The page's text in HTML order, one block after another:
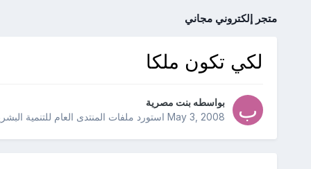
متجر إلكتروني مجاني
لكي تكون ملكا
بواسطه بنت مصرية
May 3, 2008استورد ملفات المنتدى العام للتنمية